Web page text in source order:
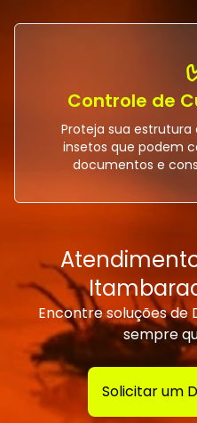
Controle de
Proteja sua
insetos que podem
documentos e
Encontre soluções de
sempre
Solicitar um